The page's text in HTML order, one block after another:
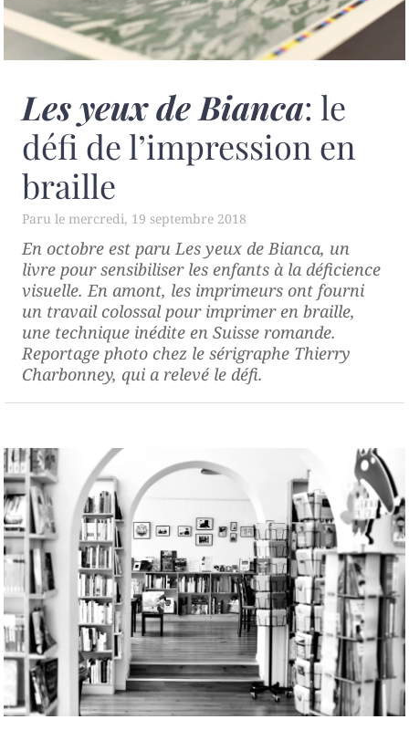
Les yeux de Bianca: le
défi de l’impression en
braille
mercredi, 19 septembre 2018
En octobre est paruLes yeux de Bianca, un
livre pour sensibiliser les enfants à la déficience
visuelle. En amont, les imprimeurs ont fourni
un travail colossal pour imprimer en braille,
une technique inédite en Suisse romande.
Reportage photo chez le sérigraphe Thierry
Charbonney, qui a relevé le défi.